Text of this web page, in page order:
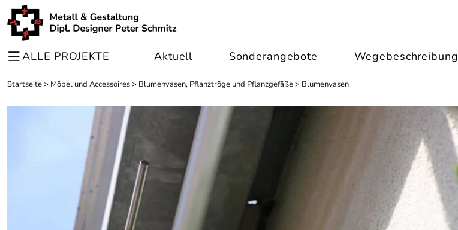
ALLE PROJEKTE Aktuell Sonderangebote Wegebeschreibung
Startseite> Möbel und Accessoires> Blumenvasen, Pflanztröge und Pflanzgefäße> Blumenvasen